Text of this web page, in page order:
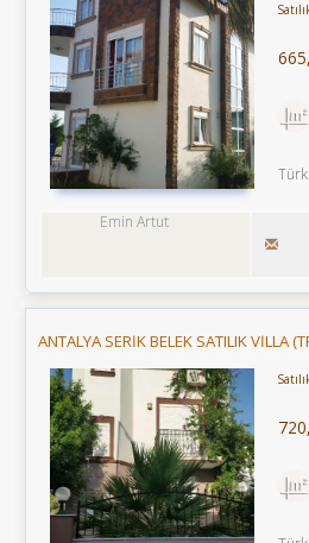
Emin Artut
ANTALYA SERİK BELEK SATILIK VİLLA